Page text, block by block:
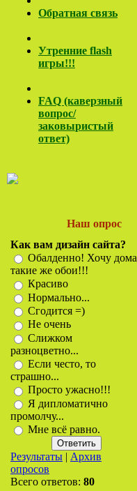
Обратная связь
Утренние flash
игры!!!
FAQ (каверзный
вопрос/
заковыристый
ответ)
Наш опрос
Как вам дизайн сайта?
Обалденно! Хочу дома
такие же обои!!!
Красиво
Нормально...
Сгодится =)
Не очень
Слижком
разноцветно...
Если често, то
страшно...
Просто ужасно!!!
Я дипломатично
промолчу...
Мне всё равно.
Результаты | Архив
опросов
Всего ответов: 80